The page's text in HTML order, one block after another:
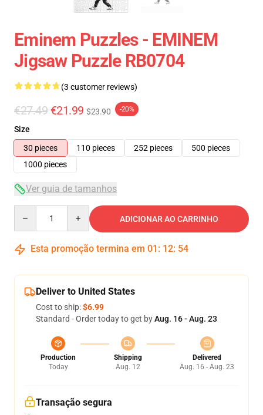
Eminem Puzzles - EMINEM
Jigsaw Puzzle RB0704
(3 customer reviews)
€27.49 €21.99 $23.90 -20%
Size
30 pieces
110 pieces 252 pieces
500 pieces
1000 pieces
Ver guia de tamanhos
ADICIONAR AO CARRINHO
Esta promoção termina em 01 : 12: 53
Deliver to United States
Cost to ship:$6.99
Standard - Order today to get byAug. 16 - Aug. 23
Production
Today
Shipping
Aug. 12
Delivered
Aug. 16 - Aug. 23
Transação segura